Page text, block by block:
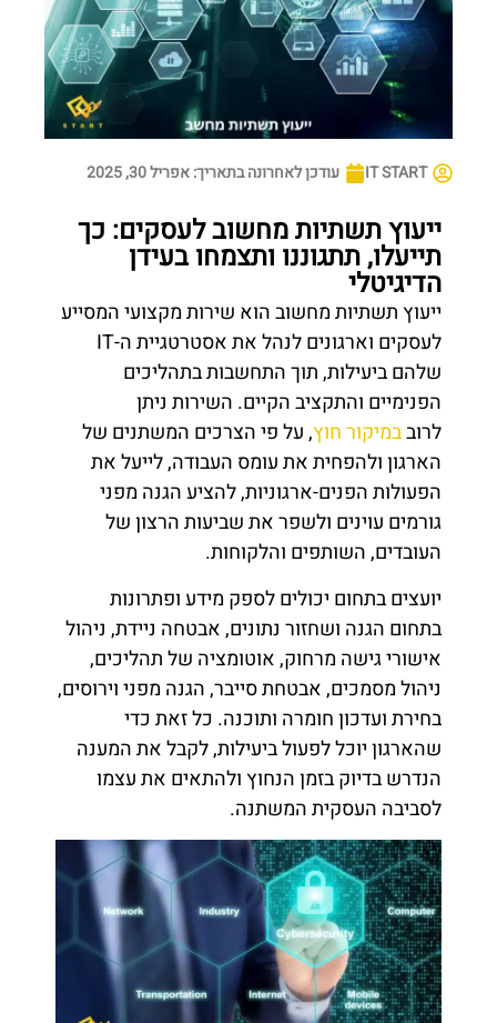
IT START עודכן לאחרונה בתאריך:אפריל 30, 2025
ייעוץ תשתיות מחשוב לעסקים: כך
תייעלו, תתגוננו ותצמחו בעידן
הדיגיטלי
ייעוץ תשתיות מחשוב הוא שירות מקצועי המסייע
לעסקים וארגונים לנהל את אסטרטגיית ה-IT
שלהם ביעילות, תוך התחשבות בתהליכים
הפנימיים והתקציב הקיים. השירות ניתן
לרובבמיקור חוץ, על פי הצרכים המשתנים של
הארגון ולהפחית את עומס העבודה, לייעל את
הפעולות הפנים-ארגוניות, להציע הגנה מפני
גורמים עוינים ולשפר את שביעות הרצון של
העובדים, השותפים והלקוחות.
יועצים בתחום יכולים לספק מידע ופתרונות
בתחום הגנה ושחזור נתונים, אבטחה ניידת, ניהול
אישורי גישה מרחוק, אוטומציה של תהליכים,
ניהול מסמכים, אבטחת סייבר, הגנה מפני וירוסים,
בחירת ועדכון חומרה ותוכנה. כל זאת כדי
שהארגון יוכל לפעול ביעילות, לקבל את המענה
הנדרש בדיוק בזמן הנחוץ ולהתאים את עצמו
לסביבה העסקית המשתנה.